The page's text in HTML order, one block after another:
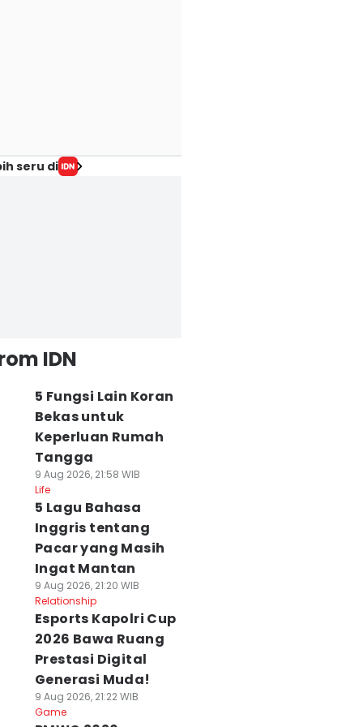
seru di
IDN
5 Fungsi Lain Koran
Bekas untuk
Keperluan Rumah
Tangga
9 Aug 2026, 21:58 WIB
Life
5 Lagu Bahasa
Inggris tentang
Pacar yang Masih
Ingat Mantan
9 Aug 2026, 21:20 WIB
Relationship
Esports Kapolri Cup
2026 Bawa Ruang
Prestasi Digital
Generasi Muda!
9 Aug 2026, 21:22 WIB
Game